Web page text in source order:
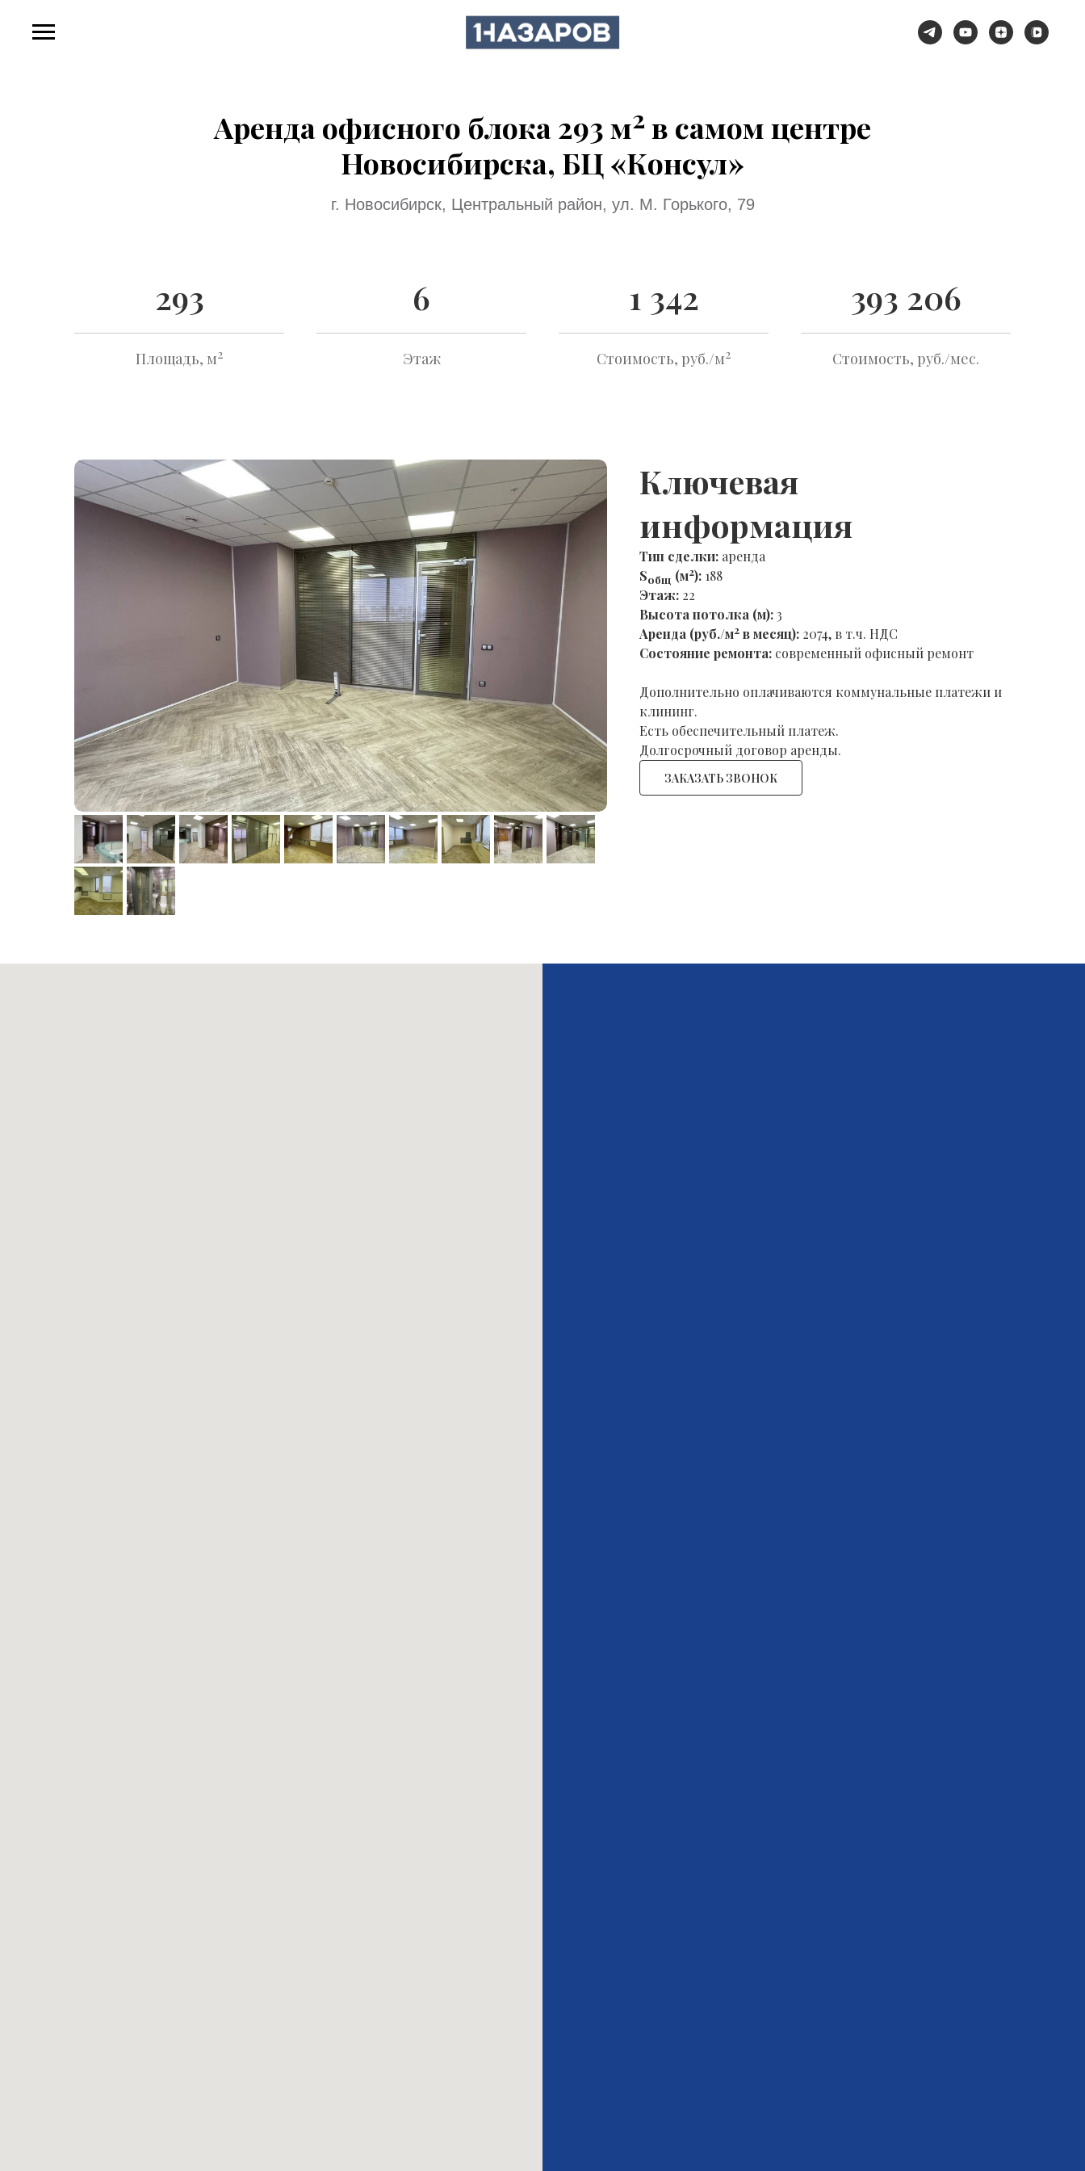
Аренда офисного блока 293 м2 в самом центре
Новосибирска, БЦ «Консул»
г. Новосибирск, Центральный район, ул. М. Горького, 79
293
Площадь, м2
6
Этаж
1 342
Стоимость, руб./м2
393 206
Стоимость, руб./мес.
Ключевая
информация
Тип сделки: аренда
Sобщ (м2): 188
Этаж: 22
Высота потолка (м):3
Аренда (руб./м2 в месяц): 2074, в т.ч. НДС
Состояние ремонта: современный офисный ремонт
Дополнительно оплачиваются коммунальные платежи и
клининг.
Есть обеспечительный платеж.
Долгосрочный договор аренды.
ЗАКАЗАТЬ ЗВОНОК